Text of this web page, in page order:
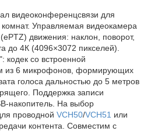
видеоконференцсвязи для
Управляемая видеокамера
движения: наклон, поворот,
до 4К (4096×3072 пикселей).
кодек со встроенной
из 6 микрофонов, формирующих
голоса дальностью до 5 метров
Поддержка записи
накопитель. На выбор
проводной VCH50/VCH51 или
контента. Совместим с